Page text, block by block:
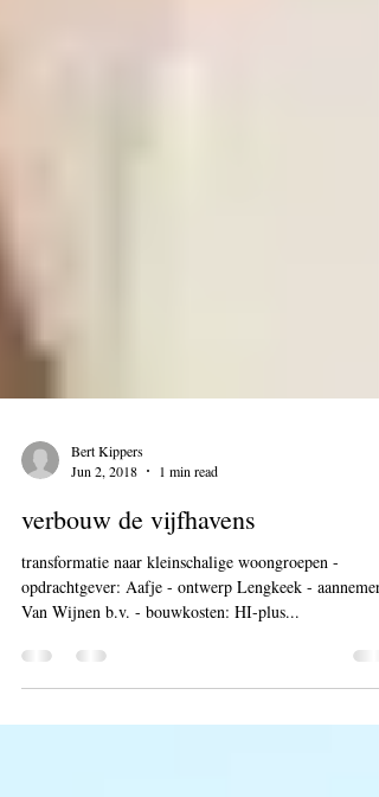
Bert Kippers
Jun 2, 2018
1 min read
verbouw de vijfhavens
transformatie naar kleinschalige woongroepen -
Van Wijnen b.v. - bouwkosten: HI-plus...